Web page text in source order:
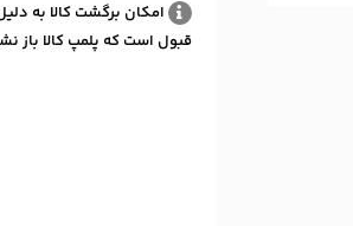
امکان برگشت کالا به
قبول است که پلمپ کالا باز